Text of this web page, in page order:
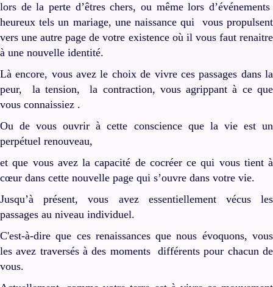
lors de la perte d’êtres chers, ou même lors d’événements
heureux tels un mariage, une naissance qui vous propulsent
vers une autre page de votre existence où il vous faut renaitre
à une nouvelle identité.
Là encore, vous avez le choix de vivre ces passages dans la
peur, la tension, la contraction, vous agrippant à ce que
vous connaissiez .
Ou de vous ouvrir à cette conscience que la vie est un
perpétuel renouveau,
et que vous avez la capacité de cocréer ce qui vous tient à
cœur dans cette nouvelle page qui s’ouvre dans votre vie.
Jusqu’à présent, vous avez essentiellement vécus les
passages au niveau individuel.
C'est-à-dire que ces renaissances que nous évoquons, vous
les avez traversés à des moments différents pour chacun de
vous.